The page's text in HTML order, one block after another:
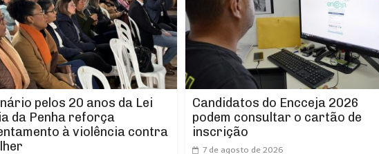
pelos 20 anos da Lei
da Penha reforça
à violência contra
Candidatos do Encceja 2026
podem consultar o cartão de
inscrição
7 de agosto de 2026